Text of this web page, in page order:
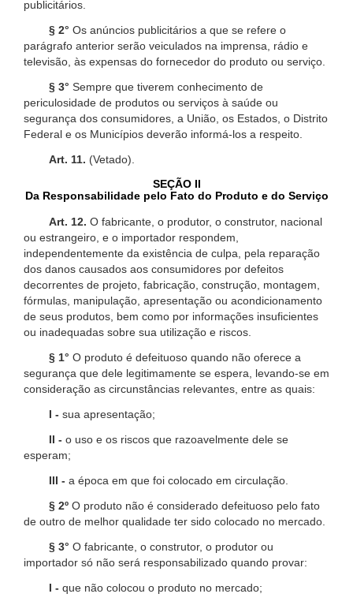
publicitários.
§ 2° Os anúncios publicitários a que se refere o
parágrafo anterior serão veiculados na imprensa, rádio e
televisão, às expensas do fornecedor do produto ou serviço.
§ 3° Sempre que tiverem conhecimento de
periculosidade de produtos ou serviços à saúde ou
segurança dos consumidores, a União, os Estados, o Distrito
Federal e os Municípios deverão informá-los a respeito.
Art. 11. (Vetado).
SEÇÃO II
Da Responsabilidade pelo Fato do Produto e do Serviço
Art. 12. O fabricante, o produtor, o construtor, nacional
ou estrangeiro, e o importador respondem,
independentemente da existência de culpa, pela reparação
dos danos causados aos consumidores por defeitos
decorrentes de projeto, fabricação, construção, montagem,
fórmulas, manipulação, apresentação ou acondicionamento
de seus produtos, bem como por informações insuficientes
ou inadequadas sobre sua utilização e riscos.
§ 1° O produto é defeituoso quando não oferece a
segurança que dele legitimamente se espera, levando-se em
consideração as circunstâncias relevantes, entre as quais:
I - sua apresentação;
II - o uso e os riscos que razoavelmente dele se
esperam;
III - a época em que foi colocado em circulação.
§ 2º O produto não é considerado defeituoso pelo fato
de outro de melhor qualidade ter sido colocado no mercado.
§ 3° O fabricante, o construtor, o produtor ou
importador só não será responsabilizado quando provar:
I - que não colocou o produto no mercado;